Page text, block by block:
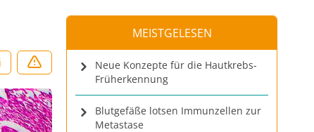
MEISTGELESEN
Neue Konzepte für die Hautkrebs-
Früherkennung
Blutgefäße lotsen Immunzellen zur
Metastase